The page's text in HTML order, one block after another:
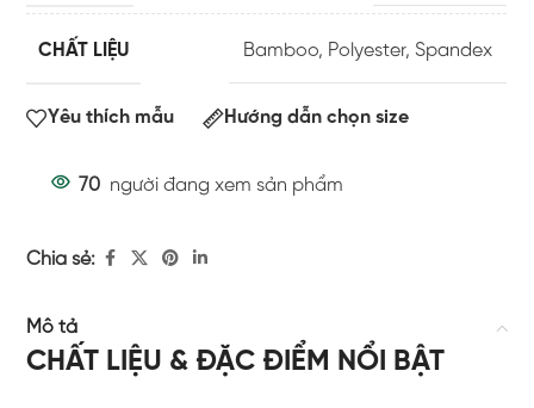
CHẤT LIỆU Bamboo, Polyester,Spandex
Yêu thích mẫu Hướng dẫn chọn size
70 người đang xem sản phẩm
Chia sẻ:
Mô tả
CHẤT LIỆU & ĐẶC ĐIỂM NỔI BẬT